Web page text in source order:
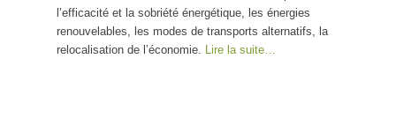
l’efficacité et la sobriété énergétique, les énergies
renouvelables, les modes de transports alternatifs, la
relocalisation de l’économie. Lire la suite…